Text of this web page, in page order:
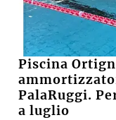
Piscina
PalaRuggi.
a luglio